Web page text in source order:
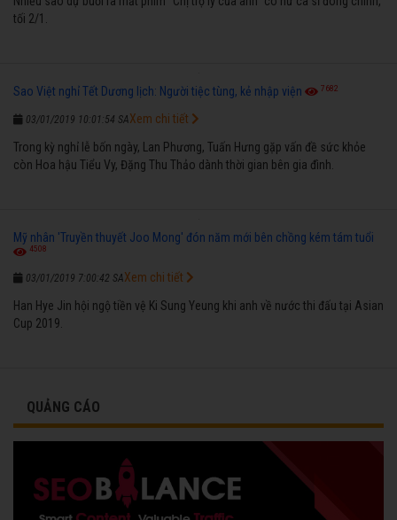
tối 2/1.
Sao Việt nghỉ Tết Dương lịch: Người tiệc tùng, kẻ nhập viện 7682
03/01/2019 10:01:54 SA
Trong kỳ nghỉ lễ bốn ngày, Lan Phương, Tuấn Hưng gặp vấn đề sức khỏe
còn Hoa hậu Tiểu Vy, Đặng Thu Thảo dành thời gian bên gia đình.
Xem chi tiết
Mỹ nhân 'Truyền thuyết Joo Mong' đón năm mới bên chồng kém tám tuổi
4508
03/01/2019 7:00:42 SA
Han Hye Jin hội ngộ tiền vệ Ki Sung Yeung khi anh về nước thi đấu tại Asian
Cup 2019.
Xem chi tiết
QUẢNG CÁO